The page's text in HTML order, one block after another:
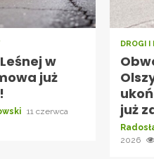
w
już
11 czerwca
DROGI I
już
2026